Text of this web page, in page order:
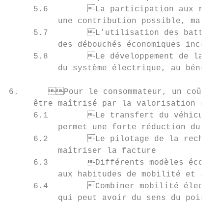
     5.6	La participation aux réserves pour l’équilibrage du système électrique :
une contribution possible, mais
     5.7	L’utilisation des batteries de seconde vie comme solution de stockage :
des débouchés économiques
     5.8	Le développement de la mobilité électrique permet un meilleur équilibre
du système électrique, au
6.	Pour le consommateur, un coût de la mobilité électrique qui peut
être maîtrisé par la valorisation de
     6.1	Le transfert du véhicule thermique vers le véhicule électrique
permet une forte réduction du
     6.2	Le pilotage de la recharge offre des opportunités supplémentaires pour
maîtriser la facture
     6.3	Différents modèles économiques pour la recharge réversible, conditionnés
aux habitudes de mobilité et au
     6.4	Combiner mobilité électrique et autoconsommation : une opération
qui peut avoir du sens du point